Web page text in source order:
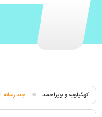
کهگیلویه و بویراحمد چند رسانه